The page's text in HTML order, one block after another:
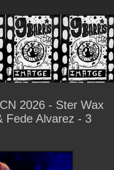
2026 - Ster Wax
Fede Alvarez - 3